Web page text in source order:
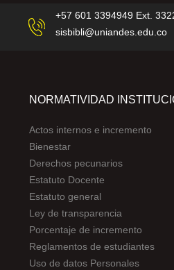
+57 601 3394949 Ext.
sisbibli@uniandes.edu.co
NORMATIVIDAD
Actos internos e incremento
Bienestar
Derechos pecunarios
Estatuto Docente
Estatuto general
Ley de transparencia
Porcentaje de incremento
Reglamentos de estudiantes
Uso de datos Personales